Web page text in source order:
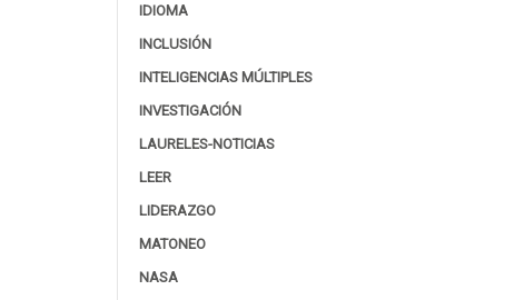
IDIOMA
INCLUSIÓN
INTELIGENCIAS MÚLTIPLES
INVESTIGACIÓN
LAURELES-NOTICIAS
LEER
LIDERAZGO
MATONEO
NASA